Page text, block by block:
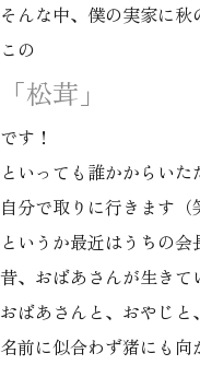
そんな中、僕の実家に
この
「松茸」
です！
といっても誰かからい
自分で取りに行きます（
というか最近はうちの
昔、おばあさんが生きて
おばあさんと、おやじ
名前に似合わず猪にも向